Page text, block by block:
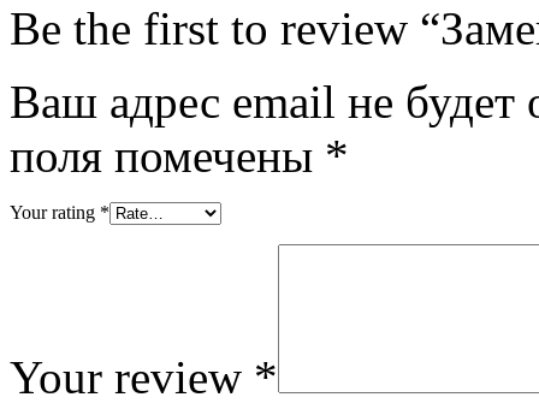
Be the first to review
Ваш адрес email не будет
поля помечены *
Your rating *
Your review *